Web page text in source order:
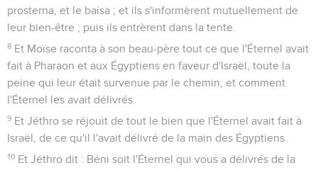
prosterna, et le baisa ; et ils s'informèrent mutuellement de
leur bien-être ; puis ils entrèrent dans la tente.
8 Et Moïse raconta à son beau-père tout ce que l'Éternel avait
fait à Pharaon et aux Égyptiens en faveur d'Israël, toute la
peine qui leur était survenue par le chemin, et comment
l'Éternel les avait délivrés.
9 Et Jéthro se réjouit de tout le bien que l'Éternel avait fait à
Israël, de ce qu'il l'avait délivré de la main des Égyptiens.
10 Et Jéthro dit : Béni soit l'Éternel qui vous a délivrés de la